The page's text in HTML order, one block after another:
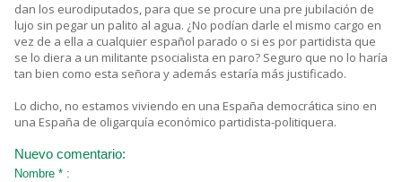
dan los eurodiputados, para que se procure una pre jubilación de
lujo sin pegar un palito al agua. ¿No podían darle el mismo cargo en
vez de a ella a cualquier español parado o si es por partidista que
se lo diera a un militante psocialista en paro? Seguro que no lo haría
tan bien como esta señora y además estaría más justificado.
Lo dicho, no estamos viviendo en una España democrática sino en
una España de oligarquía económico partidista-politiquera.
Nuevo comentario:
Nombre * :